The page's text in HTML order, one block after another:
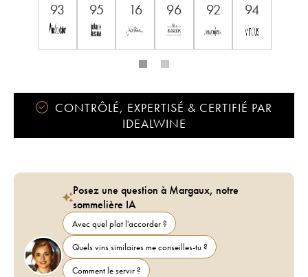
93 95 16 96 92 94
CONTRÔLÉ, EXPERTISÉ & CERTIFIÉ PAR
IDEALWINE
Posez une question à Margaux, notre
sommelière IA
Avec quel plat l'accorder ?
Quels vins similaires me conseilles-tu ?
Comment le servir ?